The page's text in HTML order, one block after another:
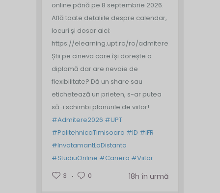
online până pe 8 septembrie 2026.
Află toate detaliile despre calendar,
locuri și dosar aici:
https://elearning.upt.ro/ro/admitere/
Știi pe cineva care își dorește o
diplomă dar are nevoie de
flexibilitate? Dă un share sau
etichetează un prieten, s-ar putea
să-i schimbi planurile de viitor!
#Admitere2026 #UPT
#PolitehnicaTimisoara #ID #IFR
#InvatamantLaDistanta
#StudiuOnline #Cariera #Viitor
3
0 18h în urmă